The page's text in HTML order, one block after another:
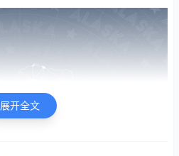
展开全文